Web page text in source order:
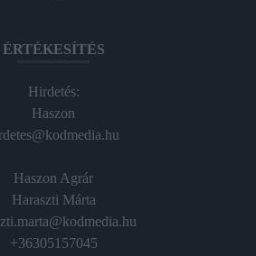
ÉRTÉKESÍTÉS
Hirdetés:
Haszon
Haszon Agrár
Haraszti Márta
+36305157045